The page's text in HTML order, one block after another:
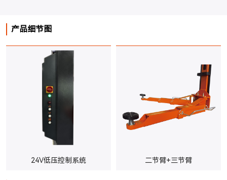
产品细节图
24V低压控制系统 二节臂+三节臂